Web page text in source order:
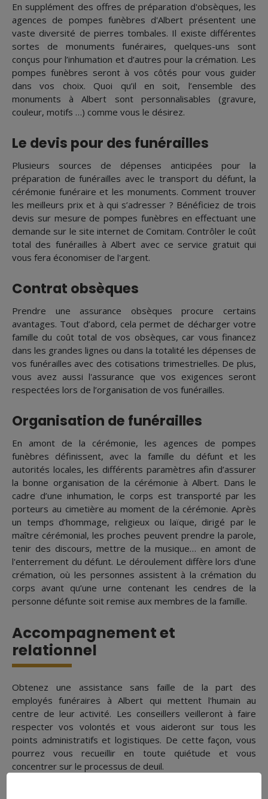
En supplément des offres de préparation d'obsèques, les
agences de pompes funèbres d'Albert présentent une
vaste diversité de pierres tombales. Il existe différentes
sortes de monuments funéraires, quelques-uns sont
conçus pour l’inhumation et d’autres pour la crémation. Les
pompes funèbres seront à vos côtés pour vous guider
dans vos choix. Quoi qu’il en soit, l’ensemble des
monuments à Albert sont personnalisables (gravure,
couleur, motifs …) comme vous le désirez.
Le devis pour des funérailles
Plusieurs sources de dépenses anticipées pour la
préparation de funérailles avec le transport du défunt, la
cérémonie funéraire et les monuments. Comment trouver
les meilleurs prix et à qui s’adresser ? Bénéficiez de trois
devis sur mesure de pompes funèbres en effectuant une
demande sur le site internet de Comitam. Contrôler le coût
total des funérailles à Albert avec ce service gratuit qui
vous fera économiser de l'argent.
Contrat obsèques
Prendre une assurance obsèques procure certains
avantages. Tout d’abord, cela permet de décharger votre
famille du coût total de vos obsèques, car vous financez
dans les grandes lignes ou dans la totalité les dépenses de
vos funérailles avec des cotisations trimestrielles. De plus,
vous avez aussi l'assurance que vos exigences seront
respectées lors de l’organisation de vos funérailles.
Organisation de funérailles
En amont de la cérémonie, les agences de pompes
funèbres définissent, avec la famille du défunt et les
autorités locales, les différents paramètres afin d’assurer
la bonne organisation de la cérémonie à Albert. Dans le
cadre d’une inhumation, le corps est transporté par les
porteurs au cimetière au moment de la cérémonie. Après
un temps d’hommage, religieux ou laïque, dirigé par le
maître cérémonial, les proches peuvent prendre la parole,
tenir des discours, mettre de la musique… en amont de
l'enterrement du défunt. Le déroulement diffère lors d'une
crémation, où les personnes assistent à la crémation du
corps avant qu’une urne contenant les cendres de la
personne défunte soit remise aux membres de la famille.
Accompagnement et
relationnel
Obtenez une assistance sans faille de la part des
employés funéraires à Albert qui mettent l'humain au
centre de leur activité. Les conseillers veilleront à faire
respecter vos volontés et vous aideront sur tous les
points administratifs et logistiques. De cette façon, vous
pourrez vous recueillir en toute quiétude et vous
concentrer sur le processus de deuil.